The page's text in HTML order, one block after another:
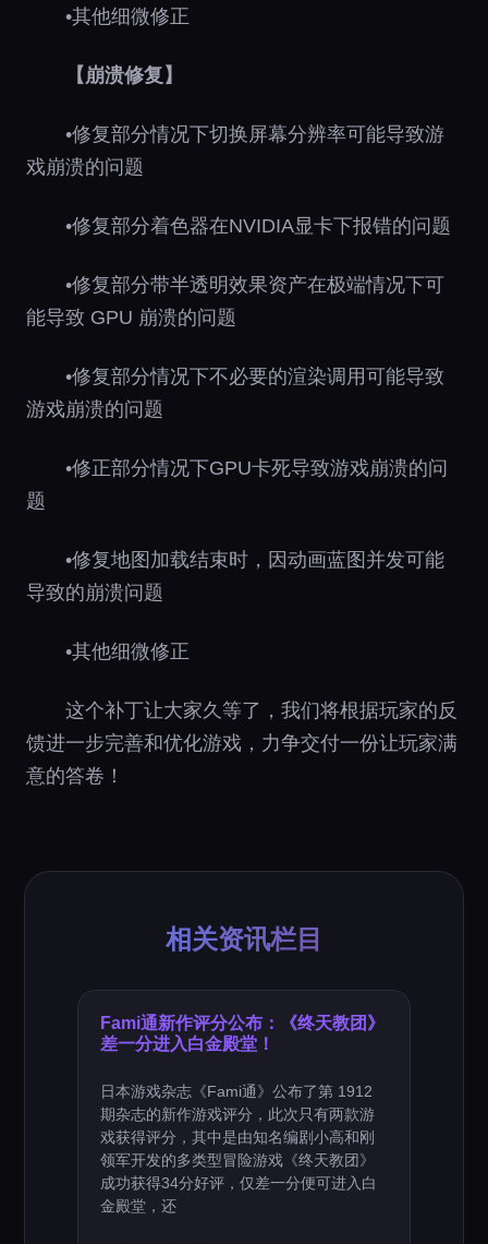
•其他细微修正
【崩溃修复】
•修复部分情况下切换屏幕分辨率可能导致游
戏崩溃的问题
•修复部分着色器在NVIDIA显卡下报错的问题
•修复部分带半透明效果资产在极端情况下可
能导致 GPU 崩溃的问题
•修复部分情况下不必要的渲染调⽤可能导致
游戏崩溃的问题
•修正部分情况下GPU卡死导致游戏崩溃的问
题
•修复地图加载结束时，因动画蓝图并发可能
导致的崩溃问题
•其他细微修正
这个补丁让大家久等了，我们将根据玩家的反
馈进一步完善和优化游戏，力争交付一份让玩家满
意的答卷！
相关资讯栏目
Fami通新作评分公布：《终天教团》
差一分进入白金殿堂！
日本游戏杂志《Fami通》公布了第 1912
期杂志的新作游戏评分，此次只有两款游
戏获得评分，其中是由知名编剧小高和刚
领军开发的多类型冒险游戏《终天教团》
成功获得34分好评，仅差一分便可进入白
金殿堂，还